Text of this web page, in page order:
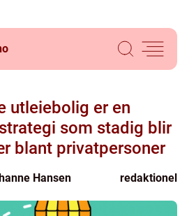
utleiebolig er en
som stadig blir
blant privatpersoner
Hansen redaktionel